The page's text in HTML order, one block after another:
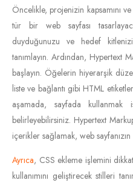
Öncelikle, projenizin kapsamını
tür bir web sayfası
duyduğunuzu ve hedef
tanımlayın. Ardından, Hypertext
başlayın. Öğelerin hiyerarşik
liste ve bağlantı gibi HTML
aşamada, sayfada
belirleyebilirsiniz. Hypertext
içerikler sağlamak, web
Ayrıca, CSS ekleme işlemini
kullanımını geliştirecek stilleri